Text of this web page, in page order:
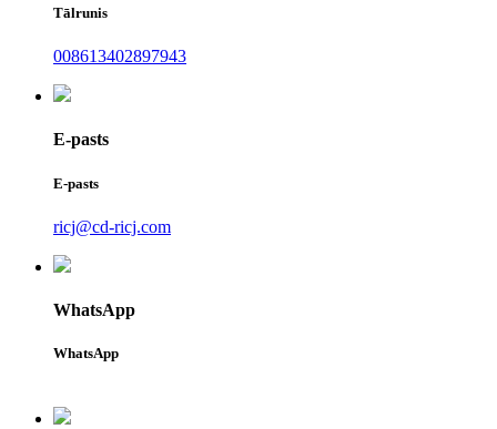
Tālrunis
008613402897943
E-pasts
E-pasts
ricj@cd-ricj.com
WhatsApp
WhatsApp